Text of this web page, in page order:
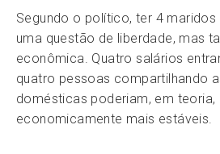
Segundo o político, ter 4 maridos
uma questão de liberdade, mas
econômica. Quatro salários
quatro pessoas compartilhando
domésticas poderiam, em teoria,
economicamente mais estáveis.